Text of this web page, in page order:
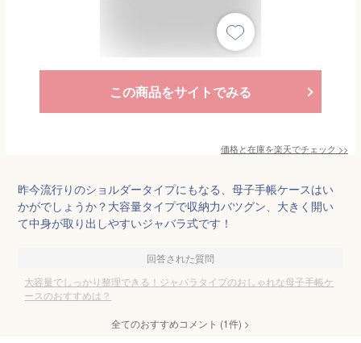
この商品をサイトでみる
価格と在庫を楽天でチェック >>
昨今流行りのショルダータイプにもなる、母子手帳ケースはい
かがでしょうか？大容量タイプで収納力バツグン、大きく開い
て中身が取り出しやすいジャバラ式です！
回答された質問
大容量でしっかり整理できる！ジャバラタイプのおしゃれな母子手帳ケ
ースのおすすめは？
全てのおすすめコメント (1件) >